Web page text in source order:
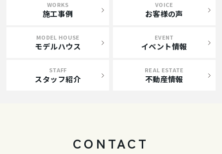
WORKS
施工事例
VOICE
お客様の声
MODEL HOUSE
モデルハウス
EVENT
イベント情報
STAFF
スタッフ紹介
REAL ESTATE
不動産情報
CONTACT